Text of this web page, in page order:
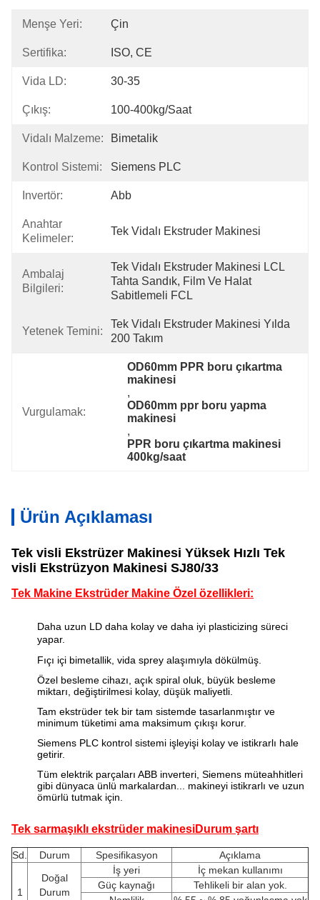
Menşe Yeri: Çin
Sertifika: ISO, CE
Vida LD: 30-35
Çıkış: 100-400kg/saat
Vidalı Malzeme: Bimetalik
Kontrol Sistemi: Siemens PLC
Invertör: Abb
Anahtar
Kelimeler:
Tek Vidalı Ekstruder Makinesi
Ambalaj
Bilgileri:
Tek Vidalı Ekstruder Makinesi LCL
Tahta Sandık, Film Ve Halat
Sabitlemeli FCL
Yetenek Temini:
Tek Vidalı Ekstruder Makinesi Yılda
200 Takım
Vurgulamak:
OD60mm PPR boru çıkartma
makinesi
,
OD60mm ppr boru yapma
makinesi
,
PPR boru çıkartma makinesi
400kg/saat
Ürün Açıklaması
Tek visli Ekstrüzer Makinesi Yüksek Hızlı Tek
visli Ekstrüzyon Makinesi SJ80/33
Tek Makine Ekstrüder Makine Özel özellikleri:
Daha uzun LD daha kolay ve daha iyi plasticizing süreci
yapar.
Fıçı içi bimetallik, vida sprey alaşımıyla dökülmüş.
Özel besleme cihazı, açık spiral oluk, büyük besleme
miktarı, değiştirilmesi kolay, düşük maliyetli.
Tam ekstrüder tek bir tam sistemde tasarlanmıştır ve
minimum tüketimi ama maksimum çıkışı korur.
Siemens PLC kontrol sistemi işleyişi kolay ve istikrarlı hale
getirir.
Tüm elektrik parçaları ABB inverteri, Siemens müteahhitleri
gibi dünyaca ünlü markalardan... makineyi istikrarlı ve uzun
ömürlü tutmak için.
Tek sarmaşıklı ekstrüder makinesiDurum şartı
Sd. Durum Spesifikasyon Açıklama
1
Doğal
Durum
İş yeri
İç mekan kullanımı
Güç kaynağı
Tehlikeli bir alan yok.